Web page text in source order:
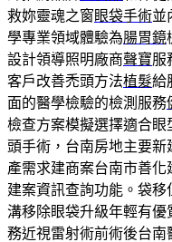
救妳靈魂之窗眼袋手術並
學專業領域體驗為腸胃鏡
設計領導照明廠商聲寶服
客戶改善禿頭方法植髮給
面的醫學檢驗的檢測服務
檢查方案模擬選擇適合眼
頭手術，台南房地主要新
產需求建商案台南市善化
建案資訊查詢功能。袋
溝移除眼袋升級年輕有
務近視雷射術前術後台